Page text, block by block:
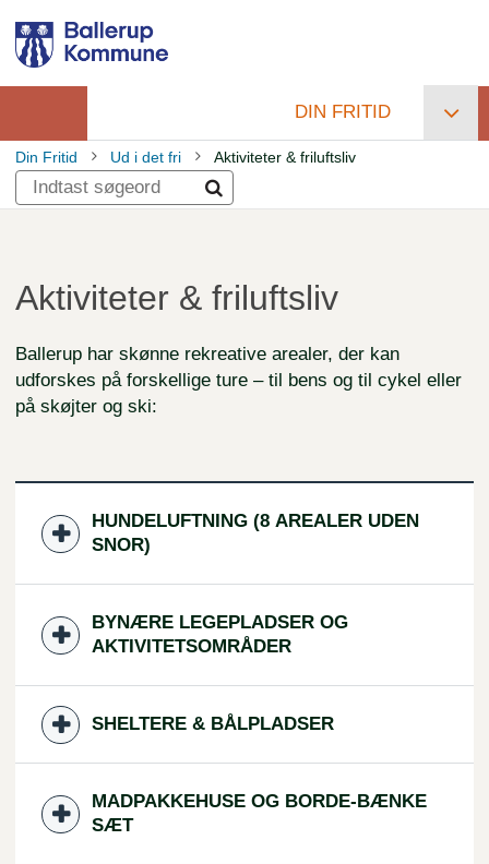
hovedindhold
Primær
navigation
DIN FRITID
Brødkrumme
Din Fritid Ud i det fri Aktiviteter & friluftsliv
Aktiviteter & friluftsliv
Ballerup har skønne rekreative arealer, der kan
udforskes på forskellige ture – til bens og til cykel eller
på skøjter og ski:
HUNDELUFTNING (8 AREALER UDEN
SNOR)
BYNÆRE LEGEPLADSER OG
AKTIVITETSOMRÅDER
SHELTERE & BÅLPLADSER
MADPAKKEHUSE OG BORDE-BÆNKE
SÆT